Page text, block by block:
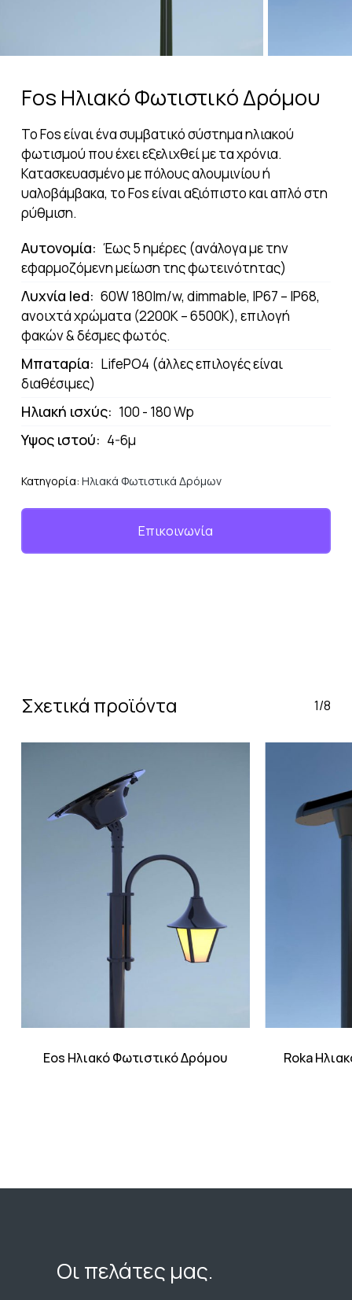
Fos Ηλιακό Φωτιστικό Δρόμου
Το Fos είναι ένα συμβατικό σύστημα ηλιακού
φωτισμού που έχει εξελιχθεί με τα χρόνια.
Κατασκευασμένο με πόλους αλουμινίου ή
υαλοβάμβακα, το Fos είναι αξιόπιστο και απλό στη
ρύθμιση.
Αυτονομία: Έως 5 ημέρες (ανάλογα με την
εφαρμοζόμενη μείωση της φωτεινότητας)
Λυχνία led: 60W 180lm/w, dimmable, IP67 – IP68,
ανοιχτά χρώματα (2200K – 6500K), επιλογή
φακών & δέσμες φωτός.
Μπαταρία: LifePO4 (άλλες επιλογές είναι
διαθέσιμες)
Ηλιακή ισχύς: 100 - 180 Wp
Υψος ιστού: 4-6μ
Κατηγορία: Ηλιακά Φωτιστικά Δρόμων
Επικοινωνία
Σχετικά προϊόντα 1/8
Eos Ηλιακό Φωτιστικό Δρόμου Roka
Οι πελάτες μας.